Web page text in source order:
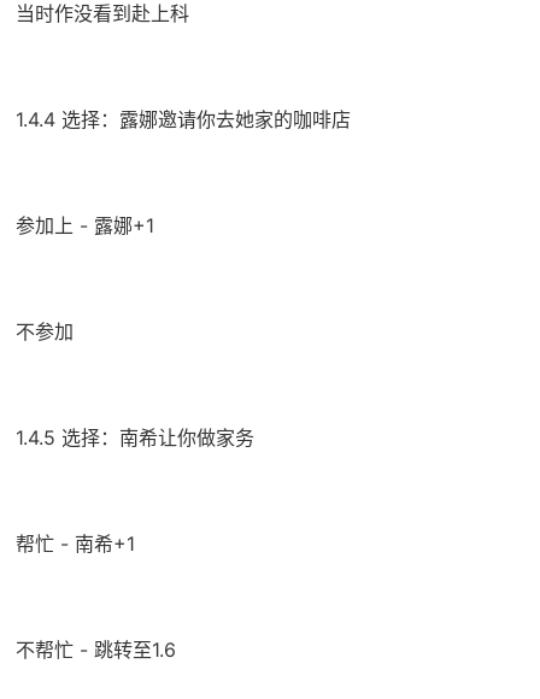
当时作没看到赴上科
1.4.4 选择：露娜邀请你去她家的咖啡店
参加上 - 露娜+1
不参加
1.4.5 选择：南希让你做家务
帮忙 - 南希+1
不帮忙 - 跳转至1.6